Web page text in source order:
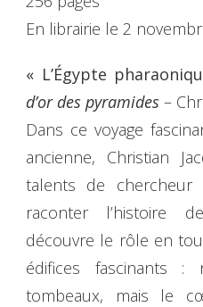
En librairie le 2
« L’Égypte
d’or des pyramides –
Dans ce voyage
ancienne, Christian
talents de
raconter l’histoire
découvre le rôle en
édifices fascinants
tombeaux, mais le